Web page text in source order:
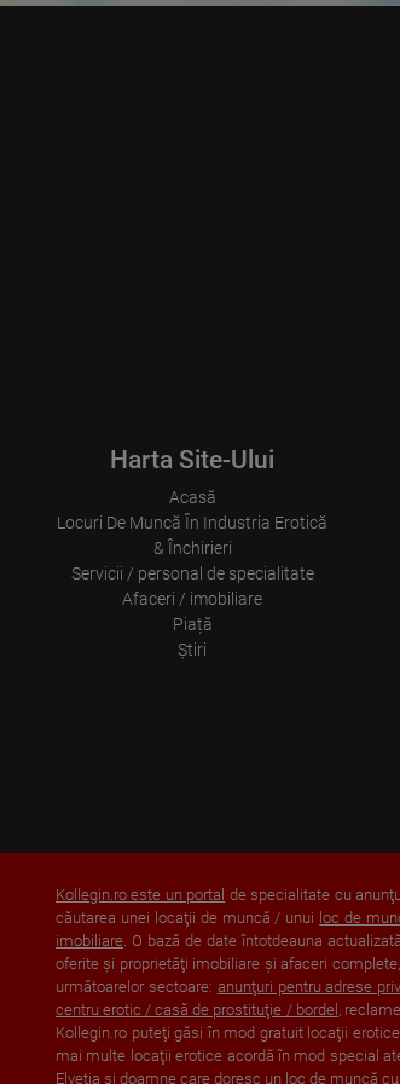
Harta Site-Ului
Acasă
Locuri De Muncă În Industria Erotică
& Închirieri
Servicii / personal de specialitate
Afaceri / imobiliare
Piață
Ştiri
Kollegin.ro este un portal de specialitate cu
căutarea unei locaţii de muncă / unui loc de
imobiliare. O bază de date întotdeauna
oferite şi proprietăţi imobiliare şi afaceri
următoarelor sectoare: anunţuri pentru adrese
centru erotic / casă de prostituţie / bordel ,
Kollegin.ro puteţi găsi în mod gratuit locaţii
mai multe locaţii erotice acordă în mod special
Elveția şi doamne care doresc un loc de muncă